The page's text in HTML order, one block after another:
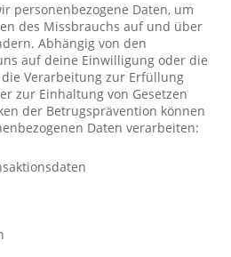
personenbezogene Daten, um
des Missbrauchs auf und über
Abhängig von den
auf deine Einwilligung oder die
Verarbeitung zur Erfüllung
zur Einhaltung von Gesetzen
der Betrugsprävention können
Daten verarbeiten: